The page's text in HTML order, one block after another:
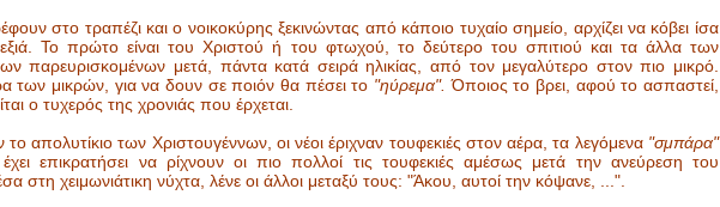
στο τραπέζι και ο νοικοκύρης ξεκινώντας από κάποιο τυχαίο σημείο, αρχίζει να κόβει ίσα
Το πρώτο είναι του Χριστού ή του φτωχού, το δεύτερο του σπιτιού και τα άλλα των
παρευρισκομένων μετά, πάντα κατά σειρά ηλικίας, από τον μεγαλύτερο στον πιο μικρό.
των μικρών, για να δουν σε ποιόν θα πέσει το "ηύρεμα". Όποιος το βρει, αφού το ασπαστεί,
ο τυχερός της χρονιάς που έρχεται.
απολυτίκιο των Χριστουγέννων, οι νέοι έριχναν τουφεκιές στον αέρα, τα λεγόμενα "σμπάρα"
επικρατήσει να ρίχνουν οι πιο πολλοί τις τουφεκιές αμέσως μετά την ανεύρεση του
στη χειμωνιάτικη νύχτα, λένε οι άλλοι μεταξύ τους: "Άκου, αυτοί την κόψανε, ...".